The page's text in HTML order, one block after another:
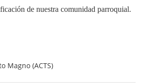
de nuestra comunidad parroquial.
Magno (ACTS)